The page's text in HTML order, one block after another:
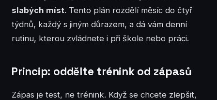
slabých míst. Tento plán rozdělí měsíc do čtyř
týdnů, každý s jiným důrazem, a dá vám denní
rutinu, kterou zvládnete i při škole nebo práci.
Princip: oddělte trénink od zápasů
Zápas je test, ne trénink. Když se chcete zlepšit,